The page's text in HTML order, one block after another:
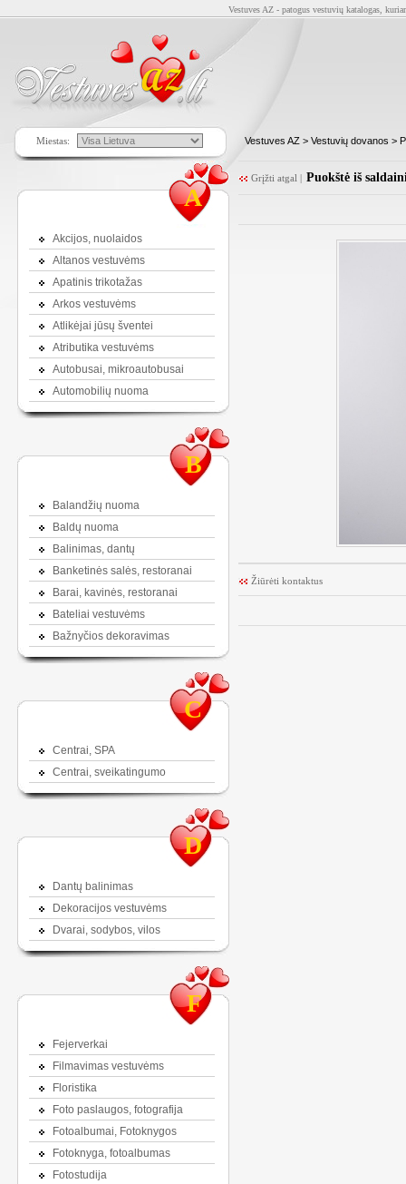
Vestuves AZ - patogus vestuvių katalogas,
Miestas: Vestuves AZ > Vestuvių dovanos >
A
Akcijos, nuolaidos
Altanos vestuvėms
Apatinis trikotažas
Arkos vestuvėms
Atlikėjai jūsų šventei
Atributika vestuvėms
Autobusai, mikroautobusai
Automobilių nuoma
B
Balandžių nuoma
Baldų nuoma
Balinimas, dantų
Banketinės salės, restoranai
Barai, kavinės, restoranai
Bateliai vestuvėms
Bažnyčios dekoravimas
C
Centrai, SPA
Centrai, sveikatingumo
D
Dantų balinimas
Dekoracijos vestuvėms
Dvarai, sodybos, vilos
F
Fejerverkai
Filmavimas vestuvėms
Floristika
Foto paslaugos, fotografija
Fotoalbumai, Fotoknygos
Fotoknyga, fotoalbumas
Fotostudija
Grįžti atgal | Puokštė iš
Žiūrėti kontaktus